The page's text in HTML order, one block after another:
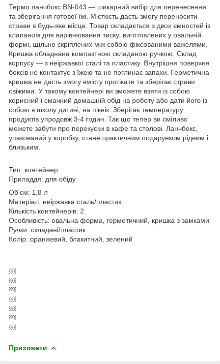
Термо ланчбокс BN-043 — шикарний вибір для перенесення
та зберігання готової їжі. Місткість дасть змогу переносити
страви в будь-яке місце. Товар складається з двох ємностей із
клапаном для вирівнювання тиску, виготовлених у овальній
формі, щільно скріплених між собою фіксованими важелями.
Кришка обладнана компактною складаною ручкою. Склад
корпусу — з неіржавкої сталі та пластику. Внутрішня поверхня
боксів не контактує з їжею та не поглинає запахи. Герметична
кришка не дасть змогу вмісту протікати та зберігає страви
свіжими. У такому контейнері ви зможете взяти із собою
корисний і смачний домашній обід на роботу або дати його із
собою в школу дитині, на пікнік. Зберігає температуру
продуктів упродовж 3-4 годин. Так що тепер ви сміливо
можете забути про перекуски в кафе та столові. Ланчбокс,
упакований у коробку, стане практичним подарунком рідним і
близьким.
Тип: контейнер
Приладдя: для обіду
Об'єм: 1,8 л
Матеріал: неіржавка сталь/пластик
Кількість контейнерів: 2
Особливість: овальна форма, герметичний, кришка з замками
Ручки: складані/пластик
Колір: оранжевий, блакитний, зелений
￼
￼
￼
￼
￼
￼
￼
Приховати